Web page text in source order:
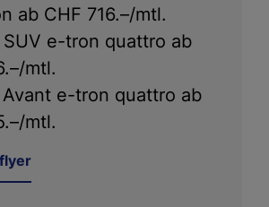
ab CHF 716.–/mtl.
e-tron quattro ab
mtl.
e-tron quattro ab
mtl.